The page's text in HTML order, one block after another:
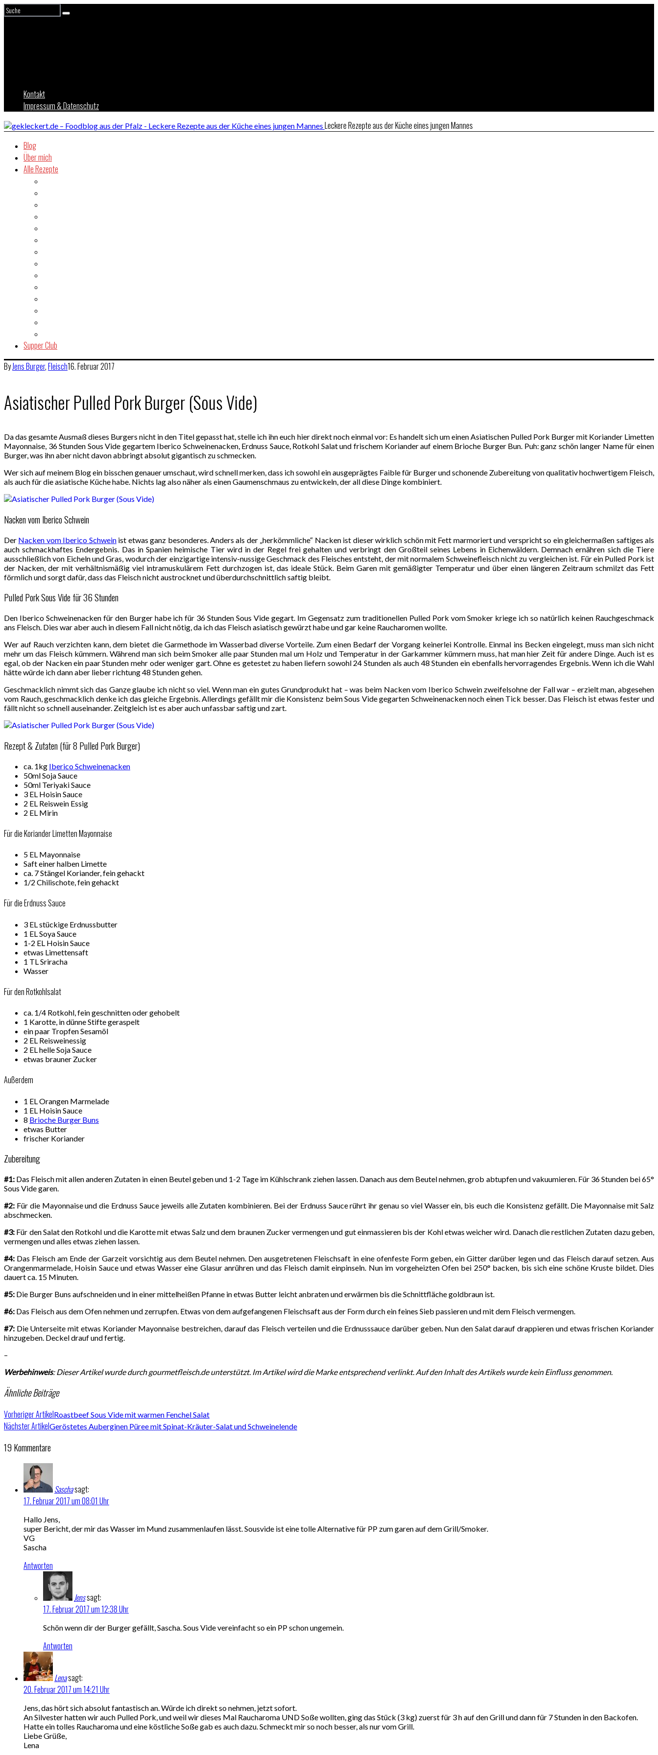
Kontakt
Impressum & Datenschutz
Leckere Rezepte aus der Küche eines jungen Mannes
Blog
Über mich
Alle Rezepte
Supper Club
ByJensBurger,Fleisch16. Februar 2017
Asiatischer Pulled Pork Burger (Sous Vide)
Da das gesamte Ausmaß dieses Burgers nicht in den Titel gepasst hat, stelle ich ihn euch hier direkt noch einmal vor: Es handelt sich um einen Asiatischen Pulled Pork Burger mit Koriander Limetten
Mayonnaise, 36 Stunden Sous Vide gegartem Iberico Schweinenacken, Erdnuss Sauce, Rotkohl Salat und frischem Koriander auf einem Brioche Burger Bun. Puh: ganz schön langer Name für einen
Burger, was ihn aber nicht davon abbringt absolut gigantisch zu schmecken.
Wer sich auf meinem Blog ein bisschen genauer umschaut, wird schnell merken, dass ich sowohl ein ausgeprägtes Faible für Burger und schonende Zubereitung von qualitativ hochwertigem Fleisch,
als auch für die asiatische Küche habe. Nichts lag also näher als einen Gaumenschmaus zu entwickeln, der all diese Dinge kombiniert.
Nacken vom Iberico Schwein
Der Nacken vom Iberico Schweinist etwas ganz besonderes. Anders als der „herkömmliche“ Nacken ist dieser wirklich schön mit Fett marmoriert und verspricht so ein gleichermaßen saftiges als
auch schmackhaftes Endergebnis. Das in Spanien heimische Tier wird in der Regel frei gehalten und verbringt den Großteil seines Lebens in Eichenwäldern. Demnach ernähren sich die Tiere
ausschließlich von Eicheln und Gras, wodurch der einzigartige intensiv-nussige Geschmack des Fleisches entsteht, der mit normalem Schweinefleisch nicht zu vergleichen ist. Für ein Pulled Pork ist
der Nacken, der mit verhältnismäßig viel intramuskulärem Fett durchzogen ist, das ideale Stück. Beim Garen mit gemäßigter Temperatur und über einen längeren Zeitraum schmilzt das Fett
förmlich und sorgt dafür, dass das Fleisch nicht austrocknet und überdurchschnittlich saftig bleibt.
Pulled Pork Sous Vide für 36 Stunden
Den Iberico Schweinenacken für den Burger habe ich für 36 Stunden Sous Vide gegart. Im Gegensatz zum traditionellen Pulled Pork vom Smoker kriege ich so natürlich keinen Rauchgeschmack
ans Fleisch. Dies war aber auch in diesem Fall nicht nötig, da ich das Fleisch asiatisch gewürzt habe und gar keine Raucharomen wollte.
Wer auf Rauch verzichten kann, dem bietet die Garmethode im Wasserbad diverse Vorteile. Zum einen Bedarf der Vorgang keinerlei Kontrolle. Einmal ins Becken eingelegt, muss man sich nicht
mehr um das Fleisch kümmern. Während man sich beim Smoker alle paar Stunden mal um Holz und Temperatur in der Garkammer kümmern muss, hat man hier Zeit für andere Dinge. Auch ist es
egal, ob der Nacken ein paar Stunden mehr oder weniger gart. Ohne es getestet zu haben liefern sowohl 24 Stunden als auch 48 Stunden ein ebenfalls hervorragendes Ergebnis. Wenn ich die Wahl
hätte würde ich dann aber lieber richtung 48 Stunden gehen.
Geschmacklich nimmt sich das Ganze glaube ich nicht so viel. Wenn man ein gutes Grundprodukt hat – was beim Nacken vom Iberico Schwein zweifelsohne der Fall war – erzielt man, abgesehen
vom Rauch, geschmacklich denke ich das gleiche Ergebnis. Allerdings gefällt mir die Konsistenz beim Sous Vide gegarten Schweinenacken noch einen Tick besser. Das Fleisch ist etwas fester und
fällt nicht so schnell auseinander. Zeitgleich ist es aber auch unfassbar saftig und zart.
Rezept & Zutaten (für 8 Pulled Pork Burger)
ca. 1kg Iberico Schweinenacken
50ml Soja Sauce
50ml Teriyaki Sauce
3 EL Hoisin Sauce
2 EL Reiswein Essig
2 EL Mirin
Für die Koriander Limetten Mayonnaise
5 EL Mayonnaise
Saft einer halben Limette
ca. 7 Stängel Koriander, fein gehackt
1/2 Chilischote, fein gehackt
Für die Erdnuss Sauce
3 EL stückige Erdnussbutter
1 EL Soya Sauce
1-2 EL Hoisin Sauce
etwas Limettensaft
1 TL Sriracha
Wasser
Für den Rotkohlsalat
ca. 1/4 Rotkohl, fein geschnitten oder gehobelt
1 Karotte, in dünne Stifte geraspelt
ein paar Tropfen Sesamöl
2 EL Reisweinessig
2 EL helle Soja Sauce
etwas brauner Zucker
Außerdem
1 EL Orangen Marmelade
1 EL Hoisin Sauce
8 Brioche Burger Buns
etwas Butter
frischer Koriander
Zubereitung
#1: Das Fleisch mit allen anderen Zutaten in einen Beutel geben und 1-2 Tage im Kühlschrank ziehen lassen. Danach aus dem Beutel nehmen, grob abtupfen und vakuumieren. Für 36 Stunden bei 65°
Sous Vide garen.
#2: Für die Mayonnaise und die Erdnuss Sauce jeweils alle Zutaten kombinieren. Bei der Erdnuss Sauce rührt ihr genau so viel Wasser ein, bis euch die Konsistenz gefällt. Die Mayonnaise mit Salz
abschmecken.
#3: Für den Salat den Rotkohl und die Karotte mit etwas Salz und dem braunen Zucker vermengen und gut einmassieren bis der Kohl etwas weicher wird. Danach die restlichen Zutaten dazu geben,
vermengen und alles etwas ziehen lassen.
#4: Das Fleisch am Ende der Garzeit vorsichtig aus dem Beutel nehmen. Den ausgetretenen Fleischsaft in eine ofenfeste Form geben, ein Gitter darüber legen und das Fleisch darauf setzen. Aus
Orangenmarmelade, Hoisin Sauce und etwas Wasser eine Glasur anrühren und das Fleisch damit einpinseln. Nun im vorgeheizten Ofen bei 250° backen, bis sich eine schöne Kruste bildet. Dies
dauert ca. 15 Minuten.
#5: Die Burger Buns aufschneiden und in einer mittelheißen Pfanne in etwas Butter leicht anbraten und erwärmen bis die Schnittfläche goldbraun ist.
#6: Das Fleisch aus dem Ofen nehmen und zerrupfen. Etwas von dem aufgefangenen Fleischsaft aus der Form durch ein feines Sieb passieren und mit dem Fleisch vermengen.
#7: Die Unterseite mit etwas Koriander Mayonnaise bestreichen, darauf das Fleisch verteilen und die Erdnusssauce darüber geben. Nun den Salat darauf drappieren und etwas frischen Koriander
hinzugeben. Deckel drauf und fertig.
–
Werbehinweis: Dieser Artikel wurde durch gourmetfleisch.de unterstützt. Im Artikel wird die Marke entsprechend verlinkt. Auf den Inhalt des Artikels wurde kein Einfluss genommen.
Ähnliche Beiträge
Vorheriger ArtikelRoastbeef Sous Vide mit warmen Fenchel Salat
Nächster ArtikelGeröstetes Auberginen Püree mit Spinat-Kräuter-Salat und Schweinelende
19 Kommentare
Saschasagt:
17. Februar 2017 um 08:01 Uhr
Hallo Jens,
super Bericht, der mir das Wasser im Mund zusammenlaufen lässt. Sousvide ist eine tolle Alternative für PP zum garen auf dem Grill/Smoker.
VG
Sascha
Antworten
Jenssagt:
17. Februar 2017 um 12:38 Uhr
Schön wenn dir der Burger gefällt, Sascha. Sous Vide vereinfacht so ein PP schon ungemein.
Antworten
Lenasagt:
20. Februar 2017 um 14:21 Uhr
Jens, das hört sich absolut fantastisch an. Würde ich direkt so nehmen, jetzt sofort.
An Silvester hatten wir auch Pulled Pork, und weil wir dieses Mal Raucharoma UND Soße wollten, ging das Stück (3 kg) zuerst für 3 h auf den Grill und dann für 7 Stunden in den Backofen.
Hatte ein tolles Raucharoma und eine köstliche Soße gab es auch dazu. Schmeckt mir so noch besser, als nur vom Grill.
Liebe Grüße,
Lena